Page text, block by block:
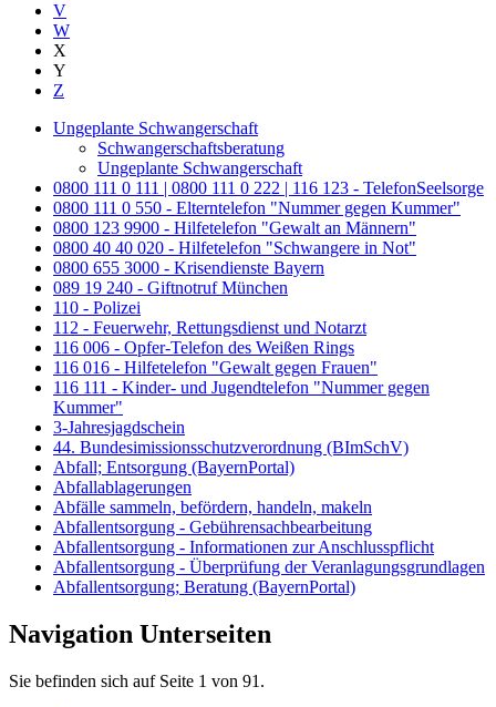
V
W
X
Y
Z
Ungeplante Schwangerschaft
Schwangerschaftsberatung
Ungeplante Schwangerschaft
0800 111 0 111 | 0800 111 0 222 | 116 123 - TelefonSeelsorge
0800 111 0 550 - Elterntelefon "Nummer gegen Kummer"
0800 123 9900 - Hilfetelefon "Gewalt an Männern"
0800 40 40 020 - Hilfetelefon "Schwangere in Not"
0800 655 3000 - Krisendienste Bayern
089 19 240 - Giftnotruf München
110 - Polizei
112 - Feuerwehr, Rettungsdienst und Notarzt
116 006 - Opfer-Telefon des Weißen Rings
116 016 - Hilfetelefon "Gewalt gegen Frauen"
116 111 - Kinder- und Jugendtelefon "Nummer gegen
Kummer"
3-Jahresjagdschein
44. Bundesimissionsschutzverordnung (BImSchV)
Abfall; Entsorgung (BayernPortal)
Abfallablagerungen
Abfälle sammeln, befördern, handeln, makeln
Abfallentsorgung - Gebührensachbearbeitung
Abfallentsorgung - Informationen zur Anschlusspflicht
Abfallentsorgung - Überprüfung der Veranlagungsgrundlagen
Abfallentsorgung; Beratung (BayernPortal)
Navigation Unterseiten
Sie befinden sich auf Seite 1 von 91.